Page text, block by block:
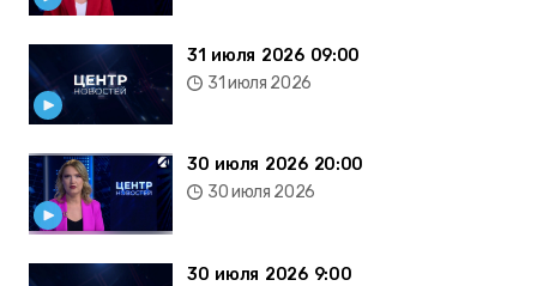
31 июля 2026 09:00
31 июля 2026
30 июля 2026 20:00
30 июля 2026
30 июля 2026 9:00